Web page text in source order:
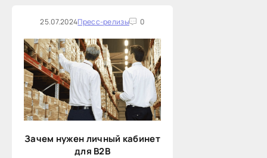
25.07.2024Пресс-релизы 0
Зачем нужен личный кабинет
для B2B